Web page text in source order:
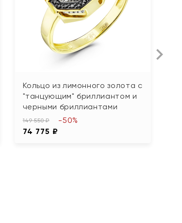
Кольцо из лимонного золота с
"танцующим" бриллиантом и
черными бриллиантами
149 550 ₽
74 775 ₽
-50%